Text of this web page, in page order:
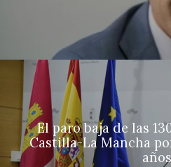
El paro baja de las
Castilla-La Mancha
años